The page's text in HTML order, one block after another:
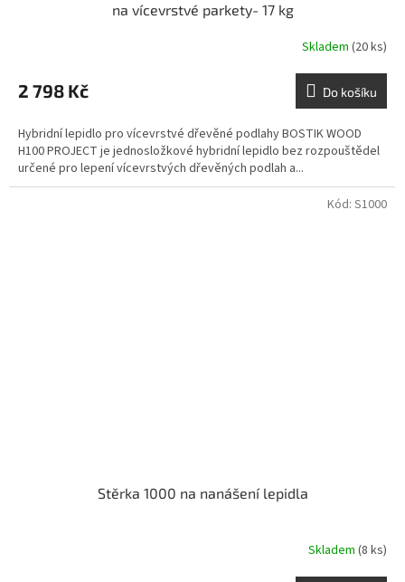
na vícevrstvé parkety- 17 kg
Skladem (20 ks)
2 798 Kč Do košíku
Hybridní lepidlo pro vícevrstvé dřevěné podlahy BOSTIK WOOD
H100 PROJECT je jednosložkové hybridní lepidlo bez rozpouštědel
určené pro lepení vícevrstvých dřevěných podlah a...
Stěrka 1000 na nanášení lepidla
Skladem (8 ks)
Kód: S1000